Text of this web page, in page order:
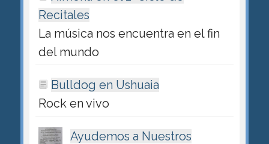
Recitales
La música nos encuentra en el fin
del mundo
Bulldog en Ushuaia
Rock en vivo
Ayudemos a Nuestros